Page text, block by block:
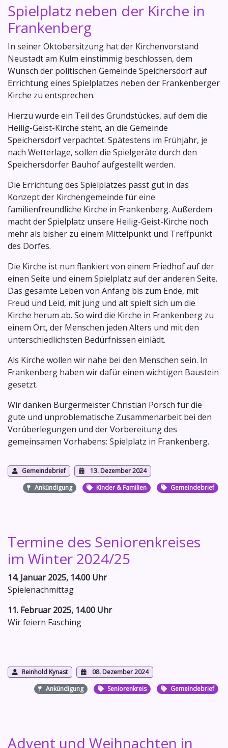
Spielplatz neben der Kirche in
Frankenberg
In seiner Oktobersitzung hat der Kirchenvorstand
Neustadt am Kulm einstimmig beschlossen, dem
Wunsch der politischen Gemeinde Speichersdorf auf
Errichtung eines Spielplatzes neben der Frankenberger
Kirche zu entsprechen.
Hierzu wurde ein Teil des Grundstückes, auf dem die
Heilig-Geist-Kirche steht, an die Gemeinde
Speichersdorf verpachtet. Spätestens im Frühjahr, je
nach Wetterlage, sollen die Spielgeräte durch den
Speichersdorfer Bauhof aufgestellt werden.
Die Errichtung des Spielplatzes passt gut in das
Konzept der Kirchengemeinde für eine
familienfreundliche Kirche in Frankenberg. Außerdem
macht der Spielplatz unsere Heilig-Geist-Kirche noch
mehr als bisher zu einem Mittelpunkt und Treffpunkt
des Dorfes.
Die Kirche ist nun flankiert von einem Friedhof auf der
einen Seite und einem Spielplatz auf der anderen Seite.
Das gesamte Leben von Anfang bis zum Ende, mit
Freud und Leid, mit jung und alt spielt sich um die
Kirche herum ab. So wird die Kirche in Frankenberg zu
einem Ort, der Menschen jeden Alters und mit den
unterschiedlichsten Bedürfnissen einlädt.
Als Kirche wollen wir nahe bei den Menschen sein. In
Frankenberg haben wir dafür einen wichtigen Baustein
gesetzt.
Wir danken Bürgermeister Christian Porsch für die
gute und unproblematische Zusammenarbeit bei den
Vorüberlegungen und der Vorbereitung des
gemeinsamen Vorhabens: Spielplatz in Frankenberg.
Gemeindebrief
13. Dezember 2024
Ankündigung
Kinder & Familien Gemeindebrief
Termine des Seniorenkreises
im Winter 2024/25
14. Januar 2025, 14.00 Uhr
Spielenachmittag
11. Februar 2025, 14.00 Uhr
Wir feiern Fasching
Reinhold Kynast
08. Dezember 2024
Ankündigung
Seniorenkreis Gemeindebrief
Advent und Weihnachten in